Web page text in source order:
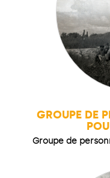
GROUPE DE
Groupe de